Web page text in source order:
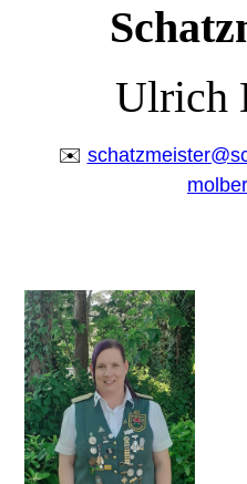
Ulrich
✉️